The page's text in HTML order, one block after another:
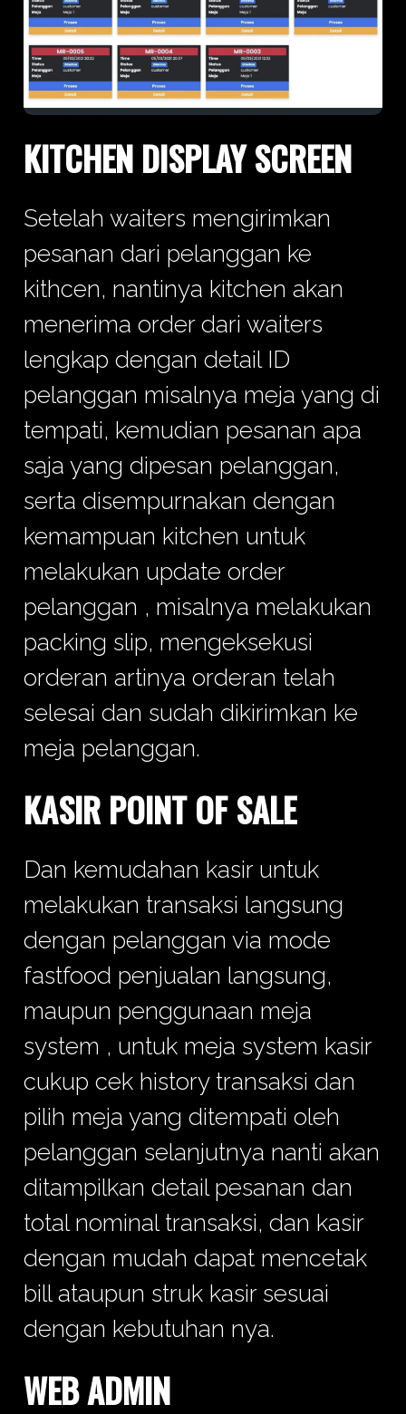
KITCHEN DISPLAY SCREEN
Setelah waiters mengirimkan
pesanan dari pelanggan ke
kithcen, nantinya kitchen akan
menerima order dari waiters
lengkap dengan detail ID
pelanggan misalnya meja yang di
tempati, kemudian pesanan apa
saja yang dipesan pelanggan,
serta disempurnakan dengan
kemampuan kitchen untuk
melakukan update order
pelanggan , misalnya melakukan
packing slip, mengeksekusi
orderan artinya orderan telah
selesai dan sudah dikirimkan ke
meja pelanggan.
KASIR POINT OF SALE
Dan kemudahan kasir untuk
melakukan transaksi langsung
dengan pelanggan via mode
fastfood penjualan langsung,
maupun penggunaan meja
system , untuk meja system kasir
cukup cek history transaksi dan
pilih meja yang ditempati oleh
pelanggan selanjutnya nanti akan
ditampilkan detail pesanan dan
total nominal transaksi, dan kasir
dengan mudah dapat mencetak
bill ataupun struk kasir sesuai
dengan kebutuhan nya.
WEB ADMIN